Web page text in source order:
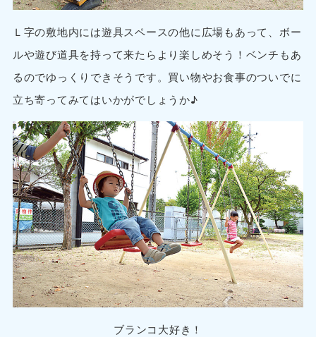
Ｌ字の敷地内には遊具スペースの他に広場もあって、ボー
ルや遊び道具を持って来たらより楽しめそう！ベンチもあ
るのでゆっくりできそうです。買い物やお食事のついでに
立ち寄ってみてはいかがでしょうか♪
ブランコ大好き！